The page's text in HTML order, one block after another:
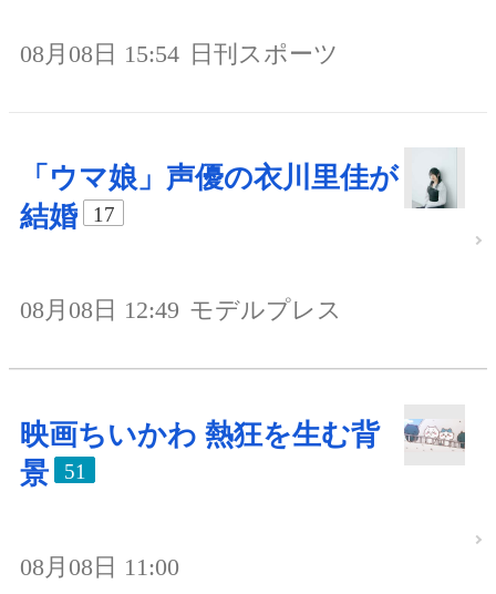
08月08日 15:54 日刊スポーツ
「ウマ娘」声優の衣川里佳が
結婚
17
08月08日 12:49 モデルプレス
映画ちいかわ 熱狂を生む背
景
51
08月08日 11:00